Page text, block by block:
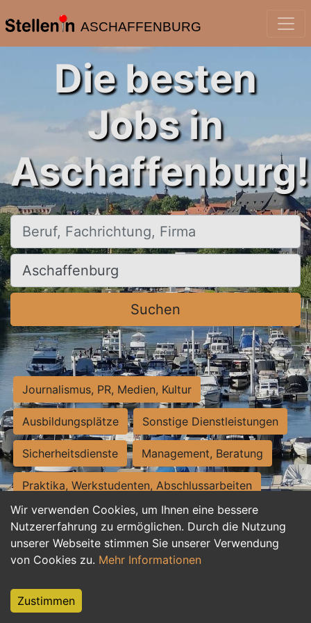
ASCHAFFENBURG
Wir verwenden Cookies, um Ihnen eine bessere
Nutzererfahrung zu ermöglichen. Durch die Nutzung
unserer Webseite stimmen Sie unserer Verwendung
von Cookies zu. Mehr Informationen
Zustimmen
Die besten
Jobs in
Aschaffenburg!
Beruf, Fachrichtung, Firma
Ort, Stadt
Suchen
Journalismus, PR, Medien, Kultur
Ausbildungsplätze Sonstige Dienstleistungen
Sicherheitsdienste Management, Beratung
Praktika, Werkstudenten, Abschlussarbeiten
Personalwesen Assistenz, Sekretariat
Hilfskräfte, Aushilfs- und Nebenjobs
Weiterbildung, Studium, duale Ausbildung